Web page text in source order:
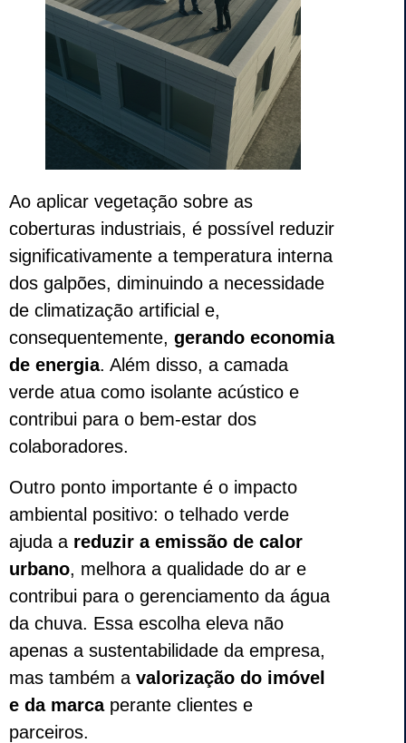
Ao aplicar vegetação sobre as
coberturas industriais, é possível reduzir
significativamente a temperatura interna
dos galpões, diminuindo a necessidade
de climatização artificial e,
consequentemente, gerando economia
de energia. Além disso, a camada
verde atua como isolante acústico e
contribui para o bem-estar dos
colaboradores.
Outro ponto importante é o impacto
ambiental positivo: o telhado verde
ajuda a reduzir a emissão de calor
urbano, melhora a qualidade do ar e
contribui para o gerenciamento da água
da chuva. Essa escolha eleva não
apenas a sustentabilidade da empresa,
mas também a valorização do imóvel
e da marcaperante clientes e
parceiros.